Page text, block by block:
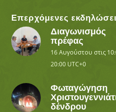
Επερχόμενες
Διαγωνισμός
πρέφας
16 Αυγούστου στις
20:00 UTC+0
Φωταγώγηση
δένδρου